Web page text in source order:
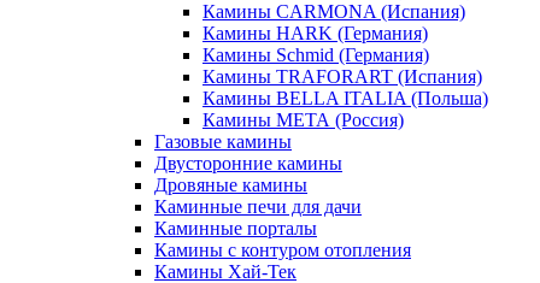
Камины CARMONA (Испания)
Камины HARK (Германия)
Камины Schmid (Германия)
Камины TRAFORART (Испания)
Камины BELLA ITALIA (Польша)
Камины МЕТА (Россия)
Газовые камины
Двусторонние камины
Дровяные камины
Каминные печи для дачи
Каминные порталы
Камины с контуром отопления
Камины Хай-Тек